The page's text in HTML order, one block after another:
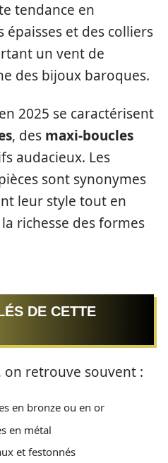
tendance en
et des colliers
un vent de
des bijoux baroques.
2025 se caractérisent
, des maxi-boucles
audacieux. Les
sont synonymes
leur style tout en
richesse des formes
DE CETTE
on retrouve souvent :
en bronze ou en or
en métal
et festonnés